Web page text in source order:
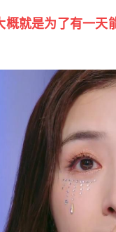
就是为了有一